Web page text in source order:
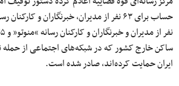
ساکن خارج کشور که در شبکه‌های اجتماعی از حمله
ایران حمایت کرده‌اند، صادر شده است.